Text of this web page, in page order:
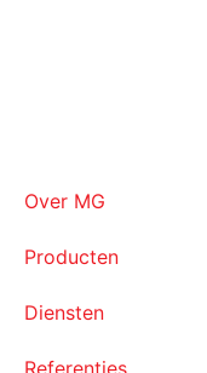
Over MG
Producten
Diensten
Referenties